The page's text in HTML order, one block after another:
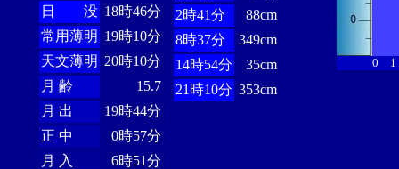
日 没 18時46分
常用薄明 19時10分
天文薄明 20時10分
月 齢
15.7
月 出
19時44分
正 中
0時57分
月 入
6時51分
2時41分
88cm
8時37分
349cm
14時54分
35cm
21時10分 353cm
0 1